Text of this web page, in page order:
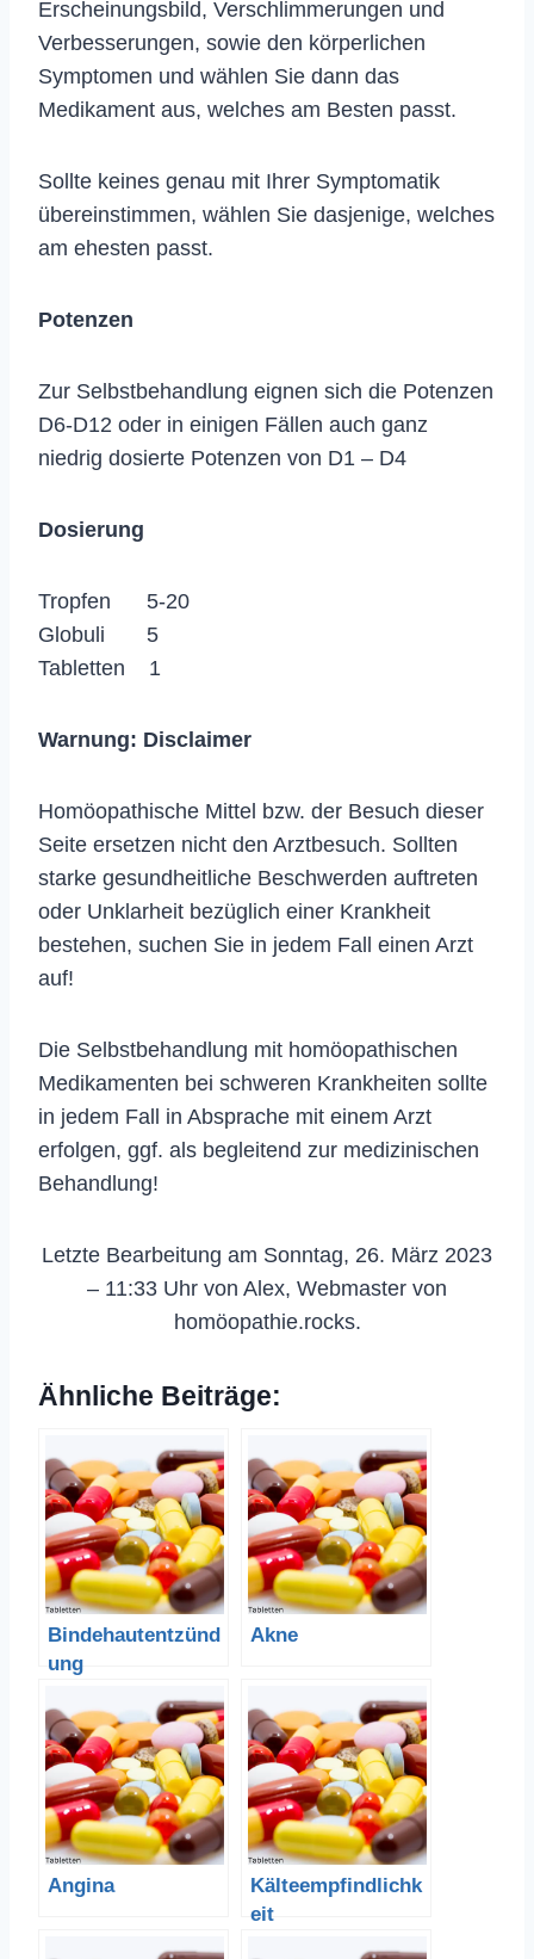
Erscheinungsbild, Verschlimmerungen und
Verbesserungen, sowie den körperlichen
Symptomen und wählen Sie dann das
Medikament aus, welches am Besten passt.
Sollte keines genau mit Ihrer Symptomatik
übereinstimmen, wählen Sie dasjenige, welches
am ehesten passt.
Potenzen
Zur Selbstbehandlung eignen sich die Potenzen
D6-D12 oder in einigen Fällen auch ganz
niedrig dosierte Potenzen von D1 – D4
Dosierung
Tropfen 5-20
Globuli 5
Tabletten 1
Warnung: Disclaimer
Homöopathische Mittel bzw. der Besuch dieser
Seite ersetzen nicht den Arztbesuch. Sollten
starke gesundheitliche Beschwerden auftreten
oder Unklarheit bezüglich einer Krankheit
bestehen, suchen Sie in jedem Fall einen Arzt
auf!
Die Selbstbehandlung mit homöopathischen
Medikamenten bei schweren Krankheiten sollte
in jedem Fall in Absprache mit einem Arzt
erfolgen, ggf. als begleitend zur medizinischen
Behandlung!
Letzte Bearbeitung am Sonntag, 26. März 2023
– 11:33 Uhr von Alex, Webmaster von
homöopathie.rocks.
Ähnliche Beiträge:
Bindehautentzünd
ung
Akne
Angina
Kälteempfindlichk
eit